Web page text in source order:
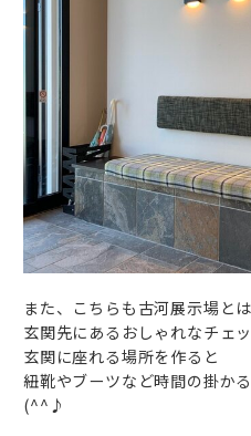
また、こちらも古河展示場と
玄関先にあるおしゃれなチェ
玄関に座れる場所を作ると
紐靴やブーツなど時間の掛か
(^^♪